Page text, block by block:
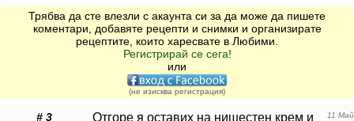
Трябва да сте влезли с акаунта си за да може да пишете
коментари, добавяте рецепти и снимки и организирате
рецептите, които харесвате в Любими.
Регистрирай се сега!
или
(не изисква регистрация)
# 3
Отгоре я оставих на нишестен крем и
11 Май